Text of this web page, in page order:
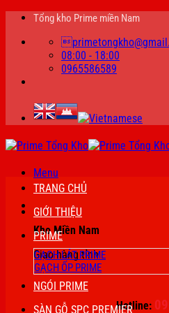
Tổng kho Prime miền Nam
08:00 - 18:00
0965586589
Menu
Kho Miền Nam
Giao hàng tỉnh
Hotline:
TRANG CHỦ
GIỚI THIỆU
PRIME
GẠCH LÁT PRIME
GẠCH ỐP PRIME
NGÓI PRIME
SÀN GỖ SPC PREMIER